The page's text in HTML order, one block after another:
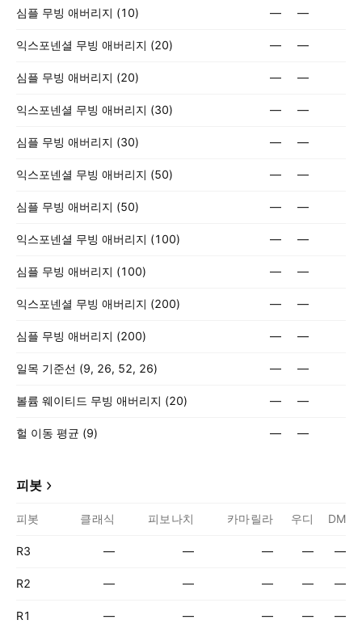
심플 무빙 애버리지 (10) — —
익스포넨셜 무빙 애버리지 (20) — —
심플 무빙 애버리지 (20) — —
익스포넨셜 무빙 애버리지 (30) — —
심플 무빙 애버리지 (30) — —
익스포넨셜 무빙 애버리지 (50) — —
심플 무빙 애버리지 (50) — —
익스포넨셜 무빙 애버리지 (100) — —
심플 무빙 애버리지 (100) — —
익스포넨셜 무빙 애버리지 (200) — —
심플 무빙 애버리지 (200) — —
일목 기준선 (9, 26, 52, 26) — —
볼륨 웨이티드 무빙 애버리지 (20) — —
헐 이동 평균 (9) — —
피봇
피봇 클래식 피보나치 카마릴라 우디 DM
R3 — — — — —
R2 — — — — —
R1 — — — — —